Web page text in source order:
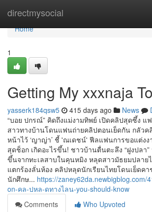
directmysocial
Home
Home
1
Getting My xxxnaja
yasserk184qsw5 415 days ago News
“บอย ปกรณ์” คิดถึงแม่งามทิพย์ เปิดคลิปสุดซึ้ง แ
สาวทางบ้านโดนแฟนถ่ายคลิปตอนเย็ดกัน กลัวค
หน้าไว้ ‘ญาญ่า’ ชี้ 'ณเดชน์' ฟีลแฟนการขอแต่งง
สุดช็อก เกิดอะไรขึ้น! ชาวบ้านตื่นตะลึง “ฝูงปลา
ขึ้นจากทะเลสาบในคุนหมิง หลุดสาวมัธยมปลาย
แตกร้องลั่นห้อง คลิปหลุดนักเรียนไทยโดนเย็ดค
นักศึกษ... https://zaney62da.newbigblog.com/
on-คล-ปหล-ดทางไลน-you-should-know
Comments
Who Upvoted